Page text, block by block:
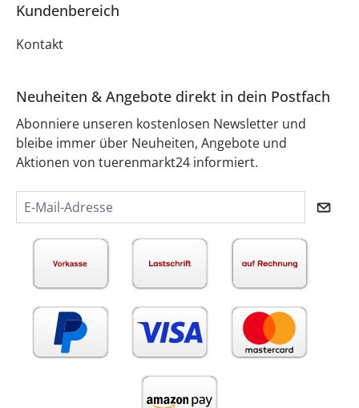
Kundenbereich
Kontakt
Neuheiten & Angebote direkt in dein Postfach
Abonniere unseren kostenlosen Newsletter und
bleibe immer über Neuheiten, Angebote und
Aktionen von tuerenmarkt24 informiert.